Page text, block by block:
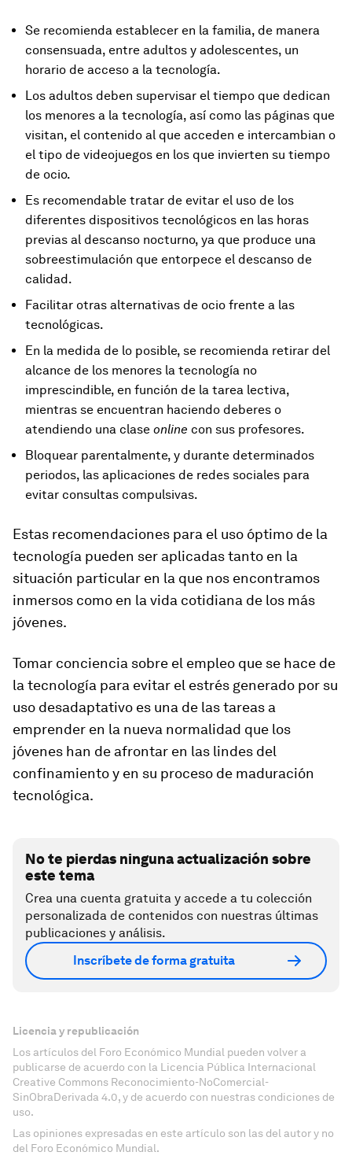
Se recomienda establecer en la familia, de manera
consensuada, entre adultos y adolescentes, un
horario de acceso a la tecnología.
Los adultos deben supervisar el tiempo que dedican
los menores a la tecnología, así como las páginas que
visitan, el contenido al que acceden e intercambian o
el tipo de videojuegos en los que invierten su tiempo
de ocio.
Es recomendable tratar de evitar el uso de los
diferentes dispositivos tecnológicos en las horas
previas al descanso nocturno, ya que produce una
sobreestimulación que entorpece el descanso de
calidad.
Facilitar otras alternativas de ocio frente a las
tecnológicas.
En la medida de lo posible, se recomienda retirar del
alcance de los menores la tecnología no
imprescindible, en función de la tarea lectiva,
mientras se encuentran haciendo deberes o
atendiendo una clase online con sus profesores.
Bloquear parentalmente, y durante determinados
periodos, las aplicaciones de redes sociales para
evitar consultas compulsivas.
Estas recomendaciones para el uso óptimo de la
tecnología pueden ser aplicadas tanto en la
situación particular en la que nos encontramos
inmersos como en la vida cotidiana de los más
jóvenes.
Tomar conciencia sobre el empleo que se hace de
la tecnología para evitar el estrés generado por su
uso desadaptativo es una de las tareas a
emprender en la nueva normalidad que los
jóvenes han de afrontar en las lindes del
confinamiento y en su proceso de maduración
tecnológica.
No te pierdas ninguna actualización sobre
este tema
Crea una cuenta gratuita y accede a tu colección
personalizada de contenidos con nuestras últimas
publicaciones y análisis.
Inscríbete de forma gratuita
Licencia y republicación
Los artículos del Foro Económico Mundial pueden volver a
publicarse de acuerdo con la Licencia Pública Internacional
Creative Commons Reconocimiento-NoComercial-
SinObraDerivada 4.0, y de acuerdo con nuestras condiciones de
uso.
Las opiniones expresadas en este artículo son las del autor y no
del Foro Económico Mundial.